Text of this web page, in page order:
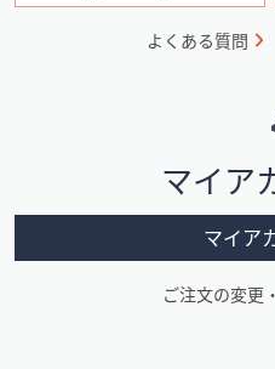
ン
よくある質問
マイア
マイア
ご注文の変更